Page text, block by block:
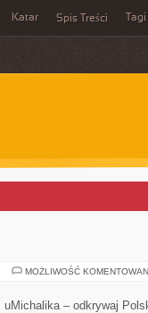
Katar Spis Treści Tagi
MOŻLIWOŚĆ
uMichalika – odkrywaj